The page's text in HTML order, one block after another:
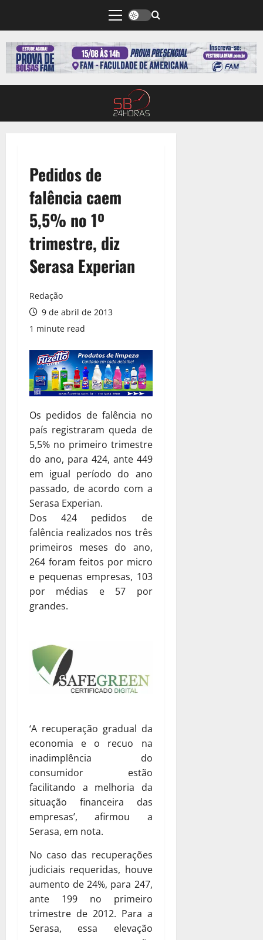
Pedidos de
falência caem
5,5% no 1º
trimestre, diz
Serasa Experian
Redação
9 de abril de 2013
1 minute read
Os pedidos de falência no
país registraram queda de
5,5% no primeiro trimestre
do ano, para 424, ante 449
em igual período do ano
passado, de acordo com a
Serasa Experian.
Dos 424 pedidos de
falência realizados nos três
primeiros meses do ano,
264 foram feitos por micro
e pequenas empresas, 103
por médias e 57 por
grandes.
‘A recuperação gradual da
economia e o recuo na
inadimplência do
consumidor estão
facilitando a melhoria da
situação financeira das
empresas’, afirmou a
Serasa, em nota.
No caso das recuperações
judiciais requeridas, houve
aumento de 24%, para 247,
ante 199 no primeiro
trimestre de 2012. Para a
Serasa, essa elevação